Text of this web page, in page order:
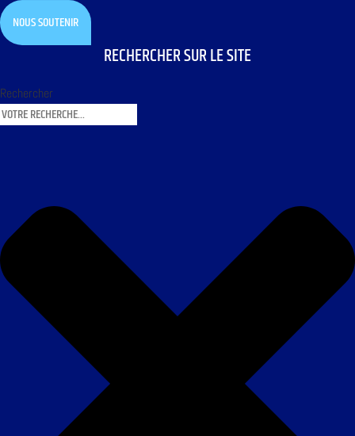
NOUS SOUTENIR
RECHERCHER SUR LE SITE
Rechercher